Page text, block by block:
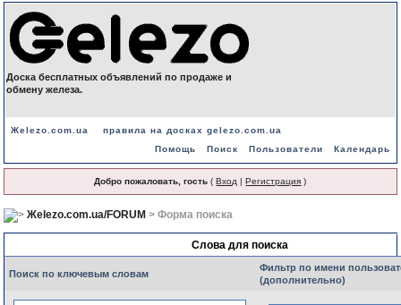
Доска бесплатных объявлений по продаже и
обмену железа.
Жelezo.com.ua
правила на досках gelezo.com.ua
Помощь
Поиск Пользователи Календарь
Добро пожаловать, гость (Вход |Регистрация )
Жelezo.com.ua/FORUM > Форма поиска
Слова для поиска
Поиск по ключевым словам
Фильтр по имени
(дополнительно)